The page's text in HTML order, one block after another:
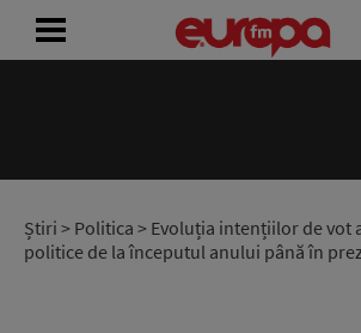
Știri > Politica > Evoluția intențiilor de vot
politice de la începutul anului până în
RADIO